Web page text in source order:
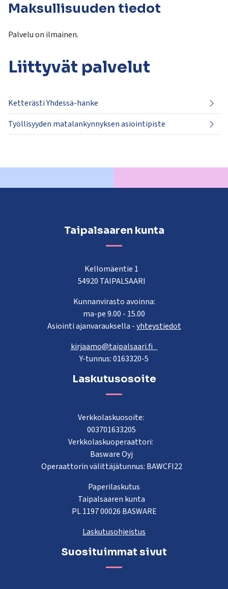
Maksullisuuden tiedot
Palvelu on ilmainen.
Liittyvät palvelut
Ketterästi Yhdessä-hanke
Työllisyyden matalankynnyksen asiointipiste
Taipalsaaren kunta
Kellomäentie 1
54920 TAIPALSAARI
Kunnanvirasto avoinna:
ma-pe 9.00 - 15.00
Asiointi ajanvarauksella -yhteystiedot
kirjaamo@taipalsaari.fi
Y-tunnus: 0163320-5
Laskutusosoite
Verkkolaskuosoite:
003701633205
Verkkolaskuoperaattori:
Basware Oyj
Operaattorin välittäjätunnus: BAWCFI22
Paperilaskutus
Taipalsaaren kunta
PL 1197 00026 BASWARE
Laskutusohjeistus
Suosituimmat sivut